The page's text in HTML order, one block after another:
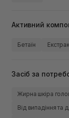
Активний
Бетаїн
Засіб за
Жирна шкіра
Від випадіння та